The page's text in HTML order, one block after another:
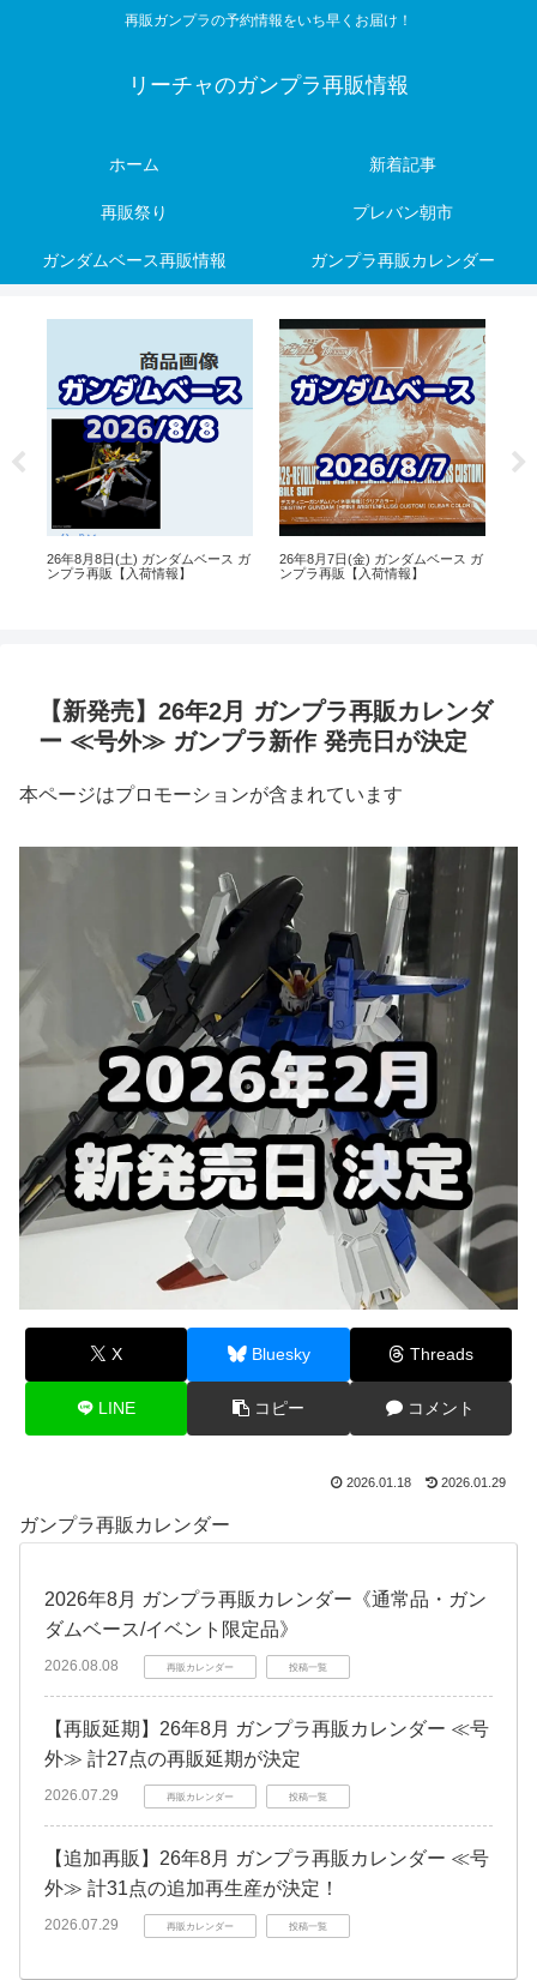
再販ガンプラの予約情報をいち早くお届け！
リーチャのガンプラ再販情報
ホーム 新着記事
再販祭り プレバン朝市
ガンダムベース再販情報 ガンプラ再販カレンダー
26年8月8日(土) ガンダムベース ガ
ンプラ再販【入荷情報】
26年8月7日(金) ガンダムベース ガ
ンプラ再販【入荷情報】
【新発売】26年2月 ガンプラ再販カレンダ
ー ≪号外≫ ガンプラ新作 発売日が決定
本ページはプロモーションが含まれています
X Bluesky Threads
LINE コピー コメント
2026.01.18 2026.01.29
ガンプラ再販カレンダー
2026年8月 ガンプラ再販カレンダー《通常品・ガン
ダムベース/イベント限定品》
2026.08.08 再販カレンダー 投稿一覧
【再販延期】26年8月 ガンプラ再販カレンダー ≪号
外≫ 計27点の再販延期が決定
2026.07.29 再販カレンダー 投稿一覧
【追加再販】26年8月 ガンプラ再販カレンダー ≪号
外≫ 計31点の追加再生産が決定！
2026.07.29 再販カレンダー 投稿一覧